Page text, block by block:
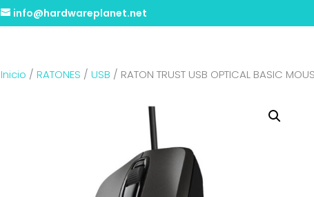
info@hardwareplanet.net
Inicio / RATONES / USB / RATON TRUST USB OPTICAL BASIC